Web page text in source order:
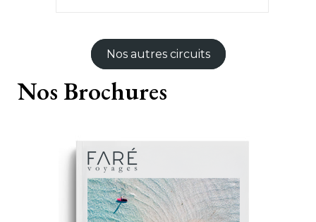
Nos autres circuits
Nos Brochures